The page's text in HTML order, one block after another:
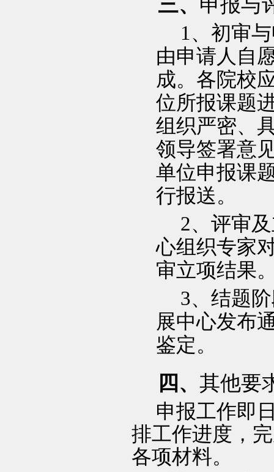
三、 申报与
1 、初审
由申请人自
成。各院校
位所报课题
组织严密、
领导签署意
单位申报课
行报送。
2、评审
心组织专家
审立项结果
3、结题
展中心发布
鉴定。
四、 其他要
申报工作即
排工作进度，
各项材料。